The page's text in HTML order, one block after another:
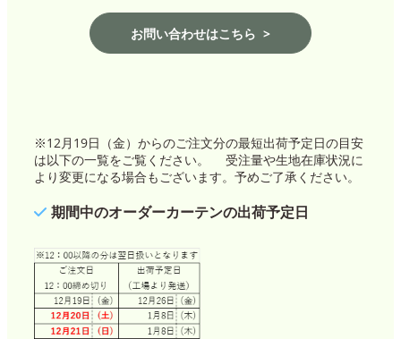
お問い合わせはこちら
※12月19日（金）からのご注文分の最短出荷予定日の目安
は以下の一覧をご覧ください。 受注量や生地在庫状況に
より変更になる場合もございます。予めご了承ください。
期間中のオーダーカーテンの出荷予定日